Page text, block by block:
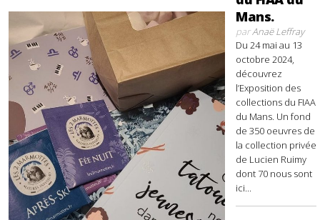
Mans.
parAnaë Leffray
Du 24 mai au 13
octobre 2024,
découvrez
l’Exposition des
collections du FIAA
du Mans. Un fond
de 350 oeuvres de
la collection privée
de Lucien Ruimy
dont 70 nous sont
ici...